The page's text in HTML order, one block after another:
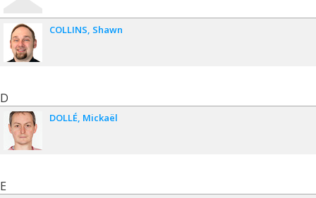
COLLINS Shawn
D
DOLLÉ Mickaël
E